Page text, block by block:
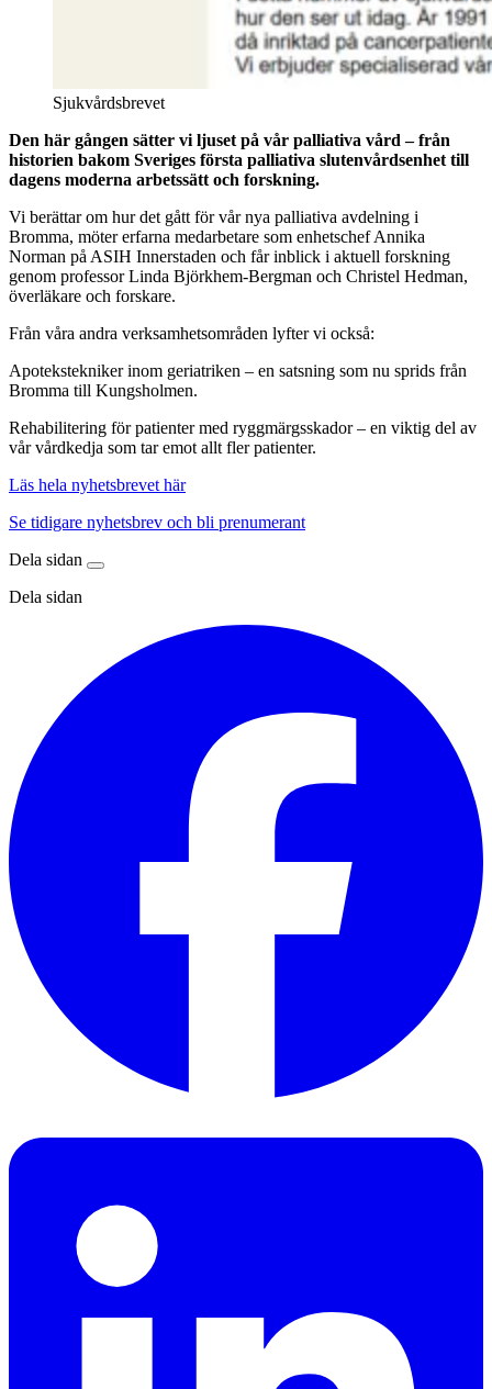
Sjukvårdsbrevet
Den här gången sätter vi ljuset på vår palliativa vård – från
historien bakom Sveriges första palliativa slutenvårdsenhet till
dagens moderna arbetssätt och forskning.
Vi berättar om hur det gått för vår nya palliativa avdelning i
Bromma, möter erfarna medarbetare som enhetschef Annika
Norman på ASIH Innerstaden och får inblick i aktuell forskning
genom professor Linda Björkhem-Bergman och Christel Hedman,
överläkare och forskare.
Från våra andra verksamhetsområden lyfter vi också:
Apotekstekniker inom geriatriken – en satsning som nu sprids från
Bromma till Kungsholmen.
Rehabilitering för patienter med ryggmärgsskador – en viktig del av
vår vårdkedja som tar emot allt fler patienter.
Läs hela nyhetsbrevet här
Se tidigare nyhetsbrev och bli prenumerant
Dela sidan
Dela sidan